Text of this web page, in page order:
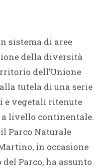
sistema di aree
della diversità
dell’Unione
tutela di una serie
e vegetali ritenute
livello continentale.
Parco Naturale
in occasione
Parco, ha assunto